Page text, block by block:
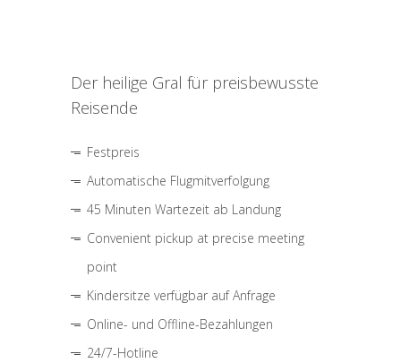
Der heilige Gral für preisbewusste
Reisende
Festpreis
Automatische Flugmitverfolgung
45 Minuten Wartezeit ab Landung
Convenient pickup at precise meeting
point
Kindersitze verfügbar auf Anfrage
Online- und Offline-Bezahlungen
24/7-Hotline